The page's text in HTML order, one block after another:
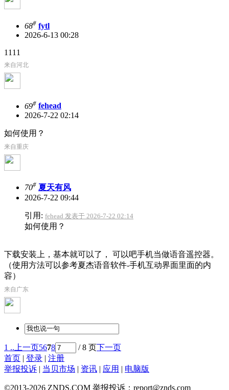
68# fytl
2026-6-13 00:28
1111
来自河北
69# fehead
2026-7-22 02:14
如何使用？
来自重庆
70# 夏天有风
2026-7-22 09:44
引用: fehead 发表于 2026-7-22 02:14
如何使用？
下载安装上，基本就可以了， 可以吧手机当做语音遥控器。
（使用方法可以参考夏杰语音软件-手机互动界面里面的内
容）
来自广东
1 .. 上一页5678 / 8 页下一页
首页 | 登录 | 注册
举报投诉 | 当贝市场 | 资讯 | 应用 | 电脑版
©2013-2026 ZNDS.COM 举报投诉：report@znds.com